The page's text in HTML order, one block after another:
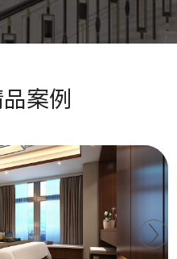
品案例